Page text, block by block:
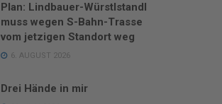
Plan: Lindbauer-Würstlstandl
muss wegen S-Bahn-Trasse
vom jetzigen Standort weg
6. AUGUST 2026
Drei Hände in mir